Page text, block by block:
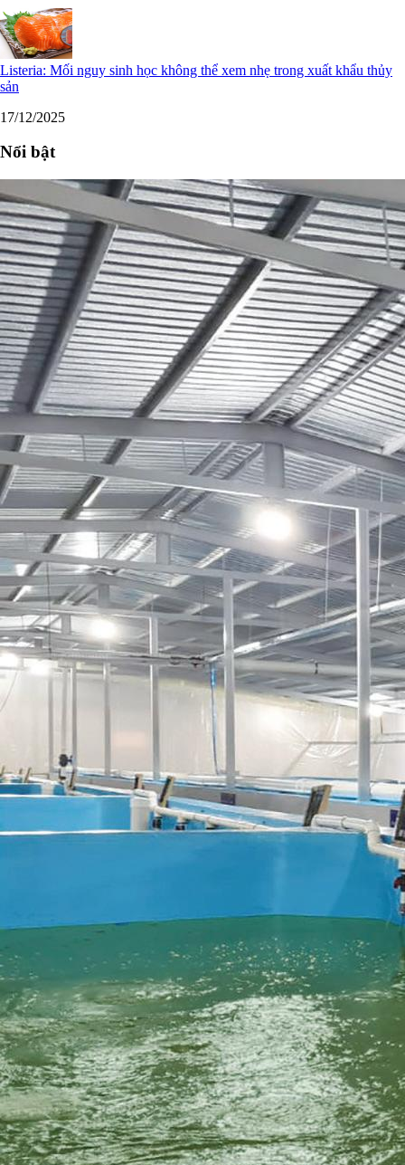
Listeria: Mối nguy sinh học không thể xem nhẹ trong xuất khẩu thủy
sản
17/12/2025
Nổi bật